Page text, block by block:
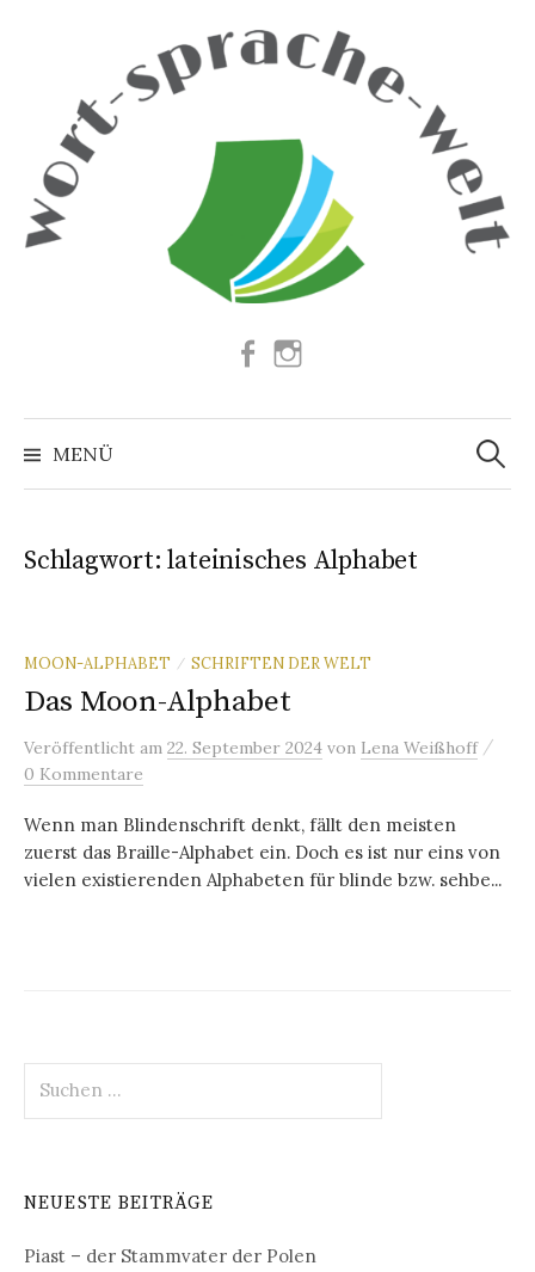
Facebook
MENÜ
Suchen
nach:
Schlagwort:lateinisches Alphabet
MOON-ALPHABET / SCHRIFTEN DER WELT
Das Moon-Alphabet
Veröffentlicht am 22. September 2024 von Lena Weißhoff /
0 Kommentare
Wenn man Blindenschrift denkt, fällt den meisten
zuerst das Braille-Alphabet ein. Doch es ist nur eins von
vielen existierenden Alphabeten für blinde bzw. sehbe...
nach:
NEUESTE BEITRÄGE
Piast – der Stammvater der Polen